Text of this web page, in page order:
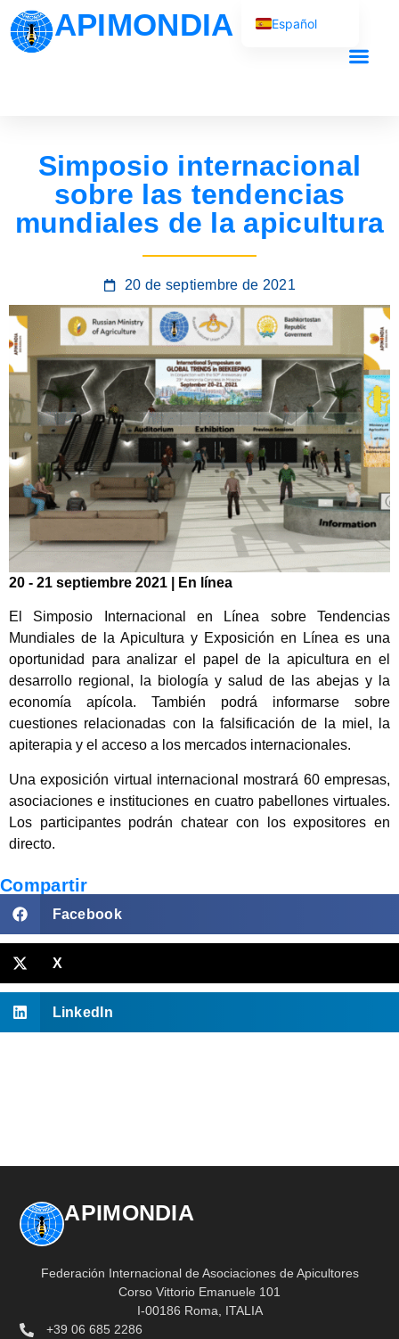
APIMONDIA
Simposio internacional
sobre las tendencias
mundiales de la apicultura
20 de septiembre de 2021
20 - 21 septiembre 2021 | En línea
El Simposio Internacional en Línea sobre Tendencias
Mundiales de la Apicultura y Exposición en Línea es una
oportunidad para analizar el papel de la apicultura en el
desarrollo regional, la biología y salud de las abejas y la
economía apícola. También podrá informarse sobre
cuestiones relacionadas con la falsificación de la miel, la
apiterapia y el acceso a los mercados internacionales.
Una exposición virtual internacional mostrará 60 empresas,
asociaciones e instituciones en cuatro pabellones virtuales.
Los participantes podrán chatear con los expositores en
directo.
Compartir
Facebook
X
LinkedIn
APIMONDIA
Federación Internacional de Asociaciones de Apicultores
Corso Vittorio Emanuele 101
I-00186 Roma, ITALIA
+39 06 685 2286
Español
Русский